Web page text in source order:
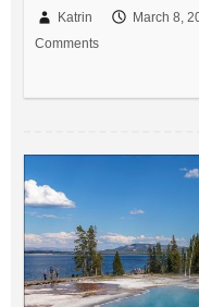
Katrin March 8,
Comments